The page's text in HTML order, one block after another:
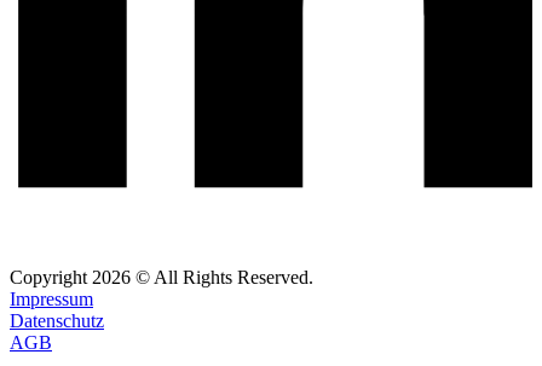
Copyright 2026 © All Rights Reserved.
Impressum
Datenschutz
AGB